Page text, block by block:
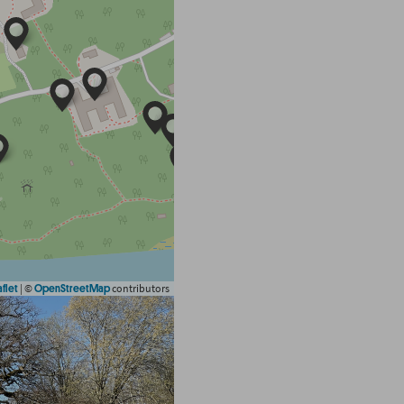
| ©OpenStreetMapcontributors